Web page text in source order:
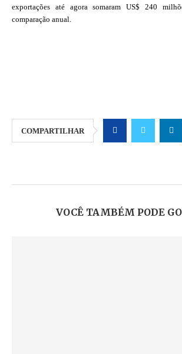
exportações até agora somaram US$ 240
comparação anual.
COMPARTILHAR
VOCÊ TAMBÉM PODE